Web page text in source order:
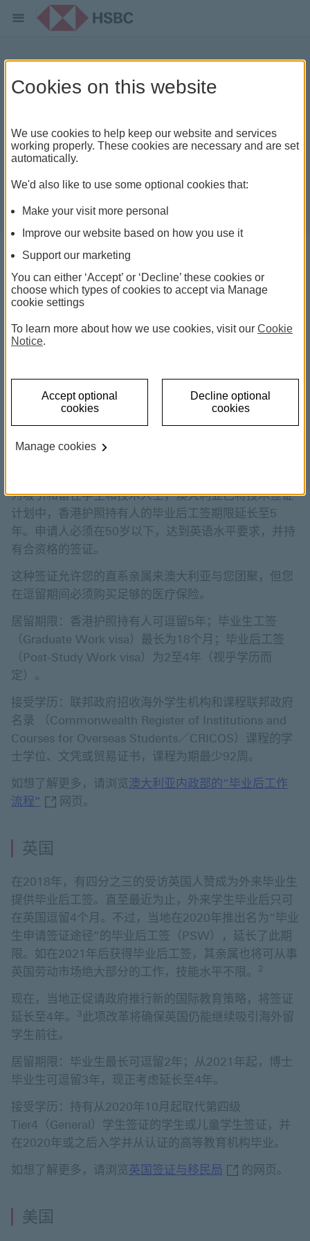
最佳毕业后工签国家
在一项国际调查中，有40%的学生表示，毕业后能否在
可让学生在回国前的数年内，在近乎没有限制的情况
以下英语国家所提供的工签，能给予外来学生多种停留
期限作选择。如果您有意在毕业后留在当地发展，这些
签证也可能是您的理想选择。
为吸引和留住学生和技术人士，澳大利亚已将技术签证
计划中，香港护照持有人的毕业后工签期限延长至5
年。申请人必须在50岁以下，达到英语水平要求，并持
有合资格的签证。
这种签证允许您的直系亲属来澳大利亚与您团聚，但您
在逗留期间必须购买足够的医疗保险。
居留期限：香港护照持有人可逗留5年；毕业生工签
（Graduate Work visa）最长为18个月；毕业后工签
（Post-Study Work visa）为2至4年（视乎学历而
定）。
接受学历：联邦政府招收海外学生机构和课程联邦政府
名录 （Commonwealth Register of Institutions and
Courses for Overseas Students／CRICOS）课程的学
士学位、文凭或贸易证书，课程为期最少92周。
如想了解更多，请浏览澳大利亚内政部的“毕业后工作
流程” 澳大利亚内政部的“毕业后工作流程” 开启新窗口
网页。
英国
在2018年，有四分之三的受访英国人赞成为外来毕业生
提供毕业后工签。直至最近为止，外来学生毕业后只可
在英国逗留4个月。不过，当地在2020年推出名为“毕业
生申请签证途径”的毕业后工签（PSW），延长了此期
限。如在2021年后获得毕业后工签，其亲属也将可从事
英国劳动市场绝大部分的工作，技能水平不限。
2
现在，当地正促请政府推行新的国际教育策略，将签证
延长至4年。
3 此项改革将确保英国仍能继续吸引海外留
学生前往。
居留期限：毕业生最长可逗留2年；从2021年起，博士
毕业生可逗留3年，现正考虑延长至4年。
接受学历：持有从2020年10月起取代第四级
Tier4（General）学生签证的学生或儿童学生签证，并
在2020年或之后入学并从认证的高等教育机构毕业。
如想了解更多，请浏览英国签证与移民局 英国签证与移
的网页。
美国
Cookies on this website
We use cookies to help keep our website and services
working properly. These cookies are necessary and are set
automatically.
We'd also like to use some optional cookies that:
Make your visit more personal
Improve our website based on how you use it
Support our marketing
You can either ‘Accept’ or ‘Decline’ these cookies or
choose which types of cookies to accept via Manage
cookie settings
To learn more about how we use cookies, visit our Cookie
Notice.
Accept optional
cookies
Decline optional
cookies
Manage cookies